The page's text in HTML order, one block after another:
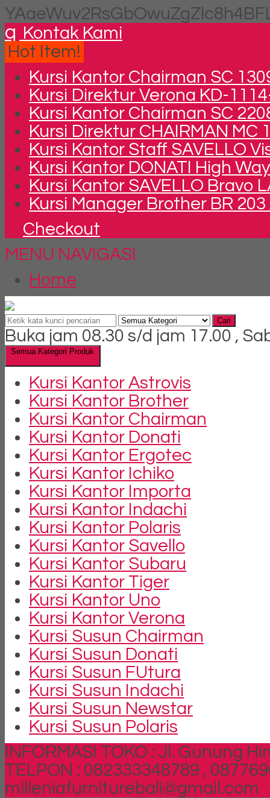
q Kontak Kami
Hot Item!
Kursi Kantor Chairman SC
Kursi Direktur Verona KD-
Kursi Kantor Chairman SC
Kursi Direktur CHAIRMAN MC
Kursi Kantor Staff SAVELLO
Kursi Kantor DONATI High
Kursi Kantor SAVELLO Bravo
Kursi Manager Brother BR 203
Checkout
MENU NAVIGASI
Home
Cari
Buka jam 08.30 s/d jam 17.00 ,
Semua Kategori Produk
Kursi Kantor Astrovis
Kursi Kantor Brother
Kursi Kantor Chairman
Kursi Kantor Donati
Kursi Kantor Ergotec
Kursi Kantor Ichiko
Kursi Kantor Importa
Kursi Kantor Indachi
Kursi Kantor Polaris
Kursi Kantor Savello
Kursi Kantor Subaru
Kursi Kantor Tiger
Kursi Kantor Uno
Kursi Kantor Verona
Kursi Susun Chairman
Kursi Susun Donati
Kursi Susun FUtura
Kursi Susun Indachi
Kursi Susun Newstar
Kursi Susun Polaris
INFORMASI TOKO : Jl. Gunung
TELPON : 082333348789 ,
milleniafurniturebali@gmail.com